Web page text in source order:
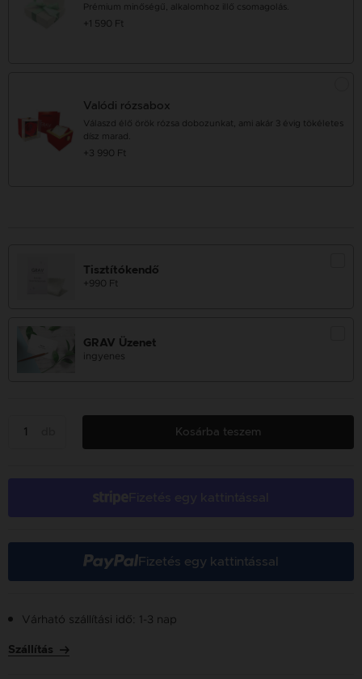
Prémium minőségű, alkalomhoz illő csomagolás.
+1 590 Ft
Valódi rózsabox
Válaszd élő örök rózsa dobozunkat, ami akár 3 évig tökéletes
dísz marad.
+3 990 Ft
Tisztítókendő
+990 Ft
GRAV Üzenet
ingyenes
Kosárba teszem
Fizetés egy kattintással
Várható szállítási idő: 1-3 nap
Szállítás